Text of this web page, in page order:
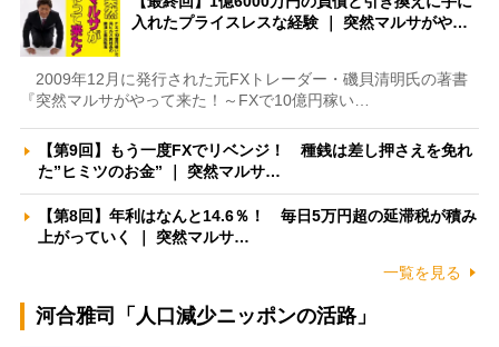
入れたプライスレスな経験 ｜ 突然マルサがや…
2009年12月に発行された元FXトレーダー・磯貝清明氏の著書
『突然マルサがやって来た！～FXで10億円稼い…
【第9回】もう一度FXでリベンジ！ 種銭は差し押さえを免れ
た”ヒミツのお金” ｜ 突然マルサ…
【第8回】年利はなんと14.6％！ 毎日5万円超の延滞税が積み
上がっていく ｜ 突然マルサ…
一覧を見る
河合雅司「人口減少ニッポンの活路」